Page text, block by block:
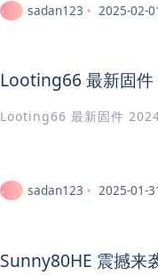
sadan123 2025-02-
Looting66 最新固件
Looting66 最新固件
sadan123 2025-01-
Sunny80HE 震撼来